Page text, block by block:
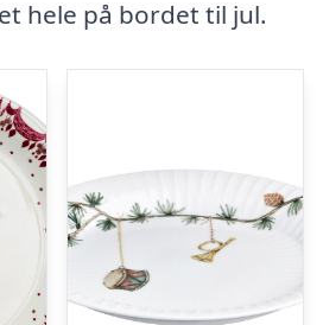
hele på bordet til jul.